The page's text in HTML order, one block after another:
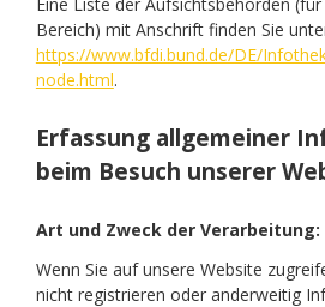
Bereich) mit Anschrift finden Sie
https://www.bfdi.bund.de/DE/
node.html.
Erfassung allgemeiner
beim Besuch unserer
Art und Zweck der Verarbeitung:
Wenn Sie auf unsere Website
nicht registrieren oder anderweitig